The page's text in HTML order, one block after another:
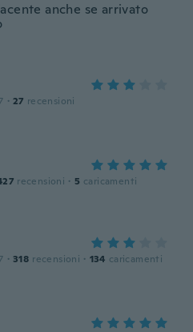
anche se arrivato
· 27 recensioni
recensioni · 5 caricamenti
· 318 recensioni · 134 caricamenti